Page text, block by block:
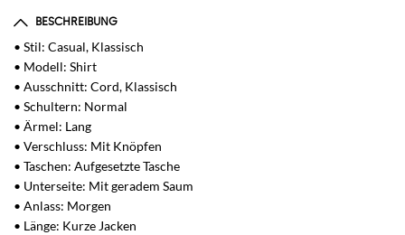
BESCHREIBUNG
• Stil: Casual, Klassisch
• Modell: Shirt
• Ausschnitt: Cord, Klassisch
• Schultern: Normal
• Ärmel: Lang
• Verschluss: Mit Knöpfen
• Taschen: Aufgesetzte Tasche
• Unterseite: Mit geradem Saum
• Anlass: Morgen
• Länge: Kurze Jacken